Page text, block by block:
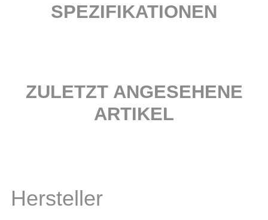
SPEZIFIKATIONEN
ZULETZT ANGESEHENE
ARTIKEL
Hersteller